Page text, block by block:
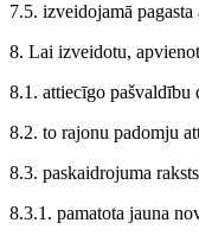
7.5. izveidojamā
8. Lai izveidotu,
8.1. attiecīgo pašvaldību
8.2. to rajonu padomju
8.3. paskaidrojuma
8.3.1. pamatota jauna